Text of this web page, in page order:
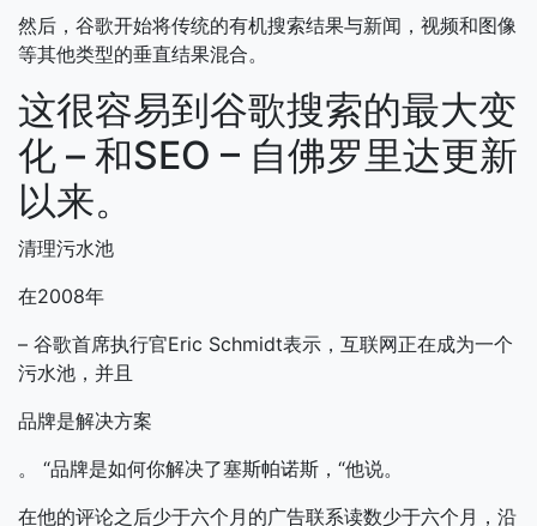
然后，谷歌开始将传统的有机搜索结果与新闻，视频和图像
等其他类型的垂直结果混合。
这很容易到谷歌搜索的最大变
化 – 和SEO – 自佛罗里达更新
以来。
清理污水池
在2008年
– 谷歌首席执行官Eric Sc​​hmidt表示，互联网正在成为一个
污水池，并且
品牌是解决方案
。 “品牌是如何你解决了塞斯帕诺斯，“他说。
在他的评论之后少于六个月的广告联系读数少于六个月，沿